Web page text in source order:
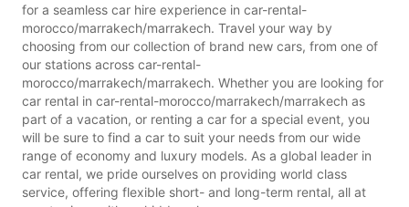
for a seamless car hire experience in car-rental-
morocco/marrakech/marrakech. Travel your way by
choosing from our collection of brand new cars, from one of
our stations across car-rental-
morocco/marrakech/marrakech. Whether you are looking for
car rental in car-rental-morocco/marrakech/marrakech as
part of a vacation, or renting a car for a special event, you
will be sure to find a car to suit your needs from our wide
range of economy and luxury models. As a global leader in
car rental, we pride ourselves on providing world class
service, offering flexible short- and long-term rental, all at